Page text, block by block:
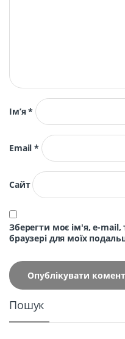
Ім’я*
Email*
Сайт
Зберегти моє ім'я, e-mail,
браузері для моїх
Пошук